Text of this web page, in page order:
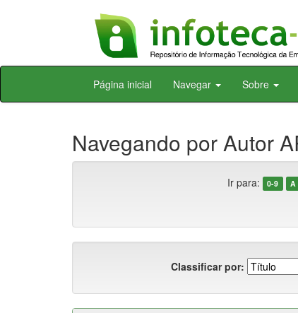
Skip
Página inicial Navegar Sobre
Navegando por Autor
Ir para: 0-9 A
Classificar por: